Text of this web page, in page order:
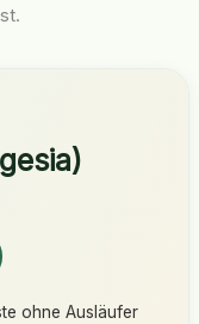
ohne Ausläufer